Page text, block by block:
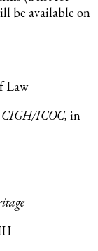
be available on
Law
CIGH/ICOC, in